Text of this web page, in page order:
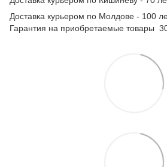
Доставка курьером по Молдове - 100
Гарантия на приобретаемые товары